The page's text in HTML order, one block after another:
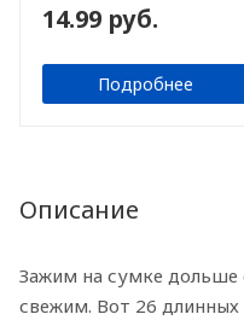
14.99 руб.
Подробнее
Описание
Зажим на сумке дольше
свежим. Вот 26